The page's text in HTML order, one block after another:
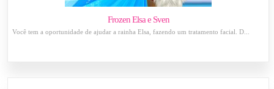
Frozen Elsa e Sven
Você tem a oportunidade de ajudar a rainha Elsa, fazendo um tratamento facial. D...